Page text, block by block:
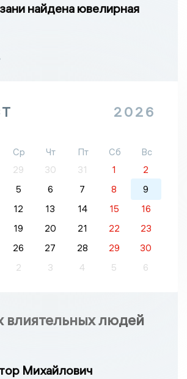
найдена ювелирная
2026
Ср Чт Пт Сб
Вс
29 30 31 1
2
5 6 7 8
9
12 13 14 15
16
19 20 21 22
23
26 27 28 29
30
2 3 4 5 6
влиятельных людей
Михайлович